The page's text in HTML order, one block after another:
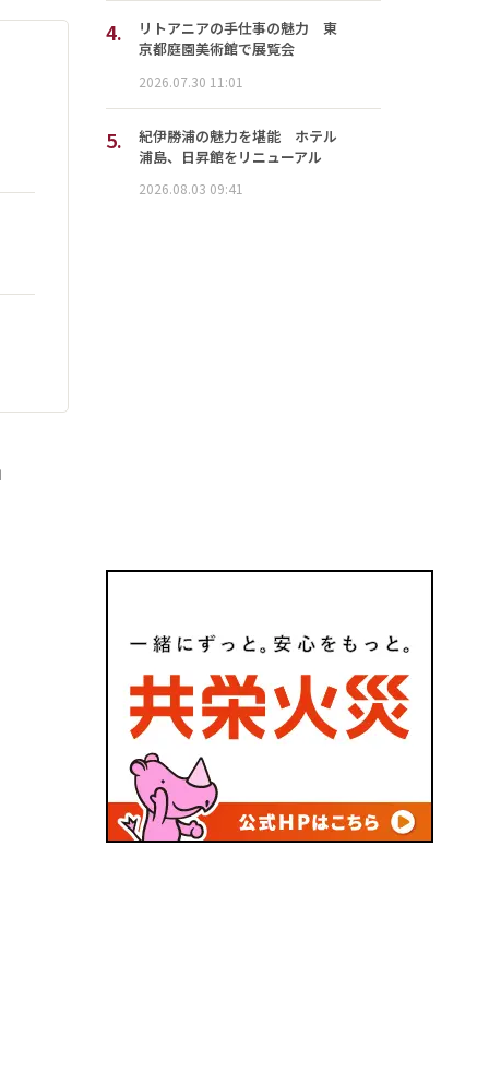
4.
リトアニアの手仕事の魅力 東
京都庭園美術館で展覧会
2026.07.30 11:01
5.
紀伊勝浦の魅力を堪能 ホテル
浦島、日昇館をリニューアル
2026.08.03 09:41